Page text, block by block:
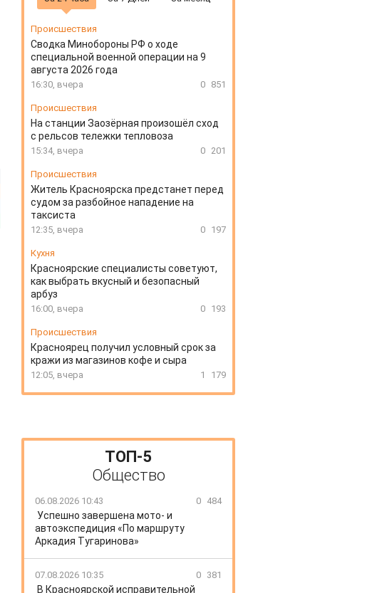
Происшествия
Сводка Минобороны РФ о ходе
специальной военной операции на 9
августа 2026 года
16:30, вчера 0 851
Происшествия
На станции Заозёрная произошёл сход
с рельсов тележки тепловоза
15:34, вчера 0 201
Происшествия
Житель Красноярска предстанет перед
судом за разбойное нападение на
таксиста
12:35, вчера 0 197
Кухня
Красноярские специалисты советуют,
как выбрать вкусный и безопасный
арбуз
16:00, вчера 0 193
Происшествия
Красноярец получил условный срок за
кражи из магазинов кофе и сыра
12:05, вчера 1 179
ТОП-5
Общество
06.08.2026 10:43 0 484
Успешно завершена мото- и
автоэкспедиция «По маршруту
Аркадия Тугаринова»
07.08.2026 10:35 0 381
В Красноярской исправительной